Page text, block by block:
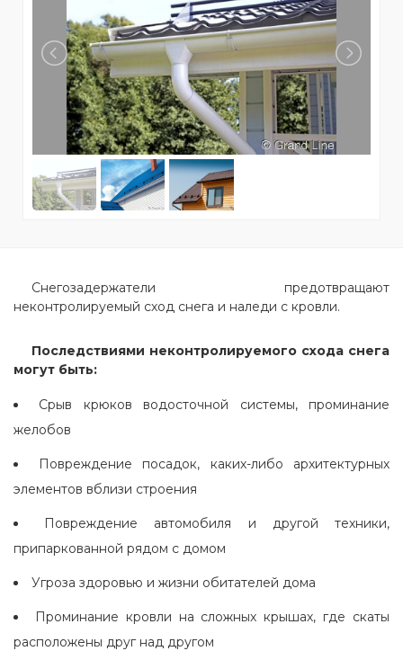
Снегозадержатели предотвращают
неконтролируемый сход снега и наледи с кровли.
Последствиями неконтролируемого схода снега
могут быть:
Срыв крюков водосточной системы, проминание
желобов
Повреждение посадок, каких-либо архитектурных
элементов вблизи строения
Повреждение автомобиля и другой техники,
припаркованной рядом с домом
Угроза здоровью и жизни обитателей дома
Проминание кровли на сложных крышах, где скаты
расположены друг над другом